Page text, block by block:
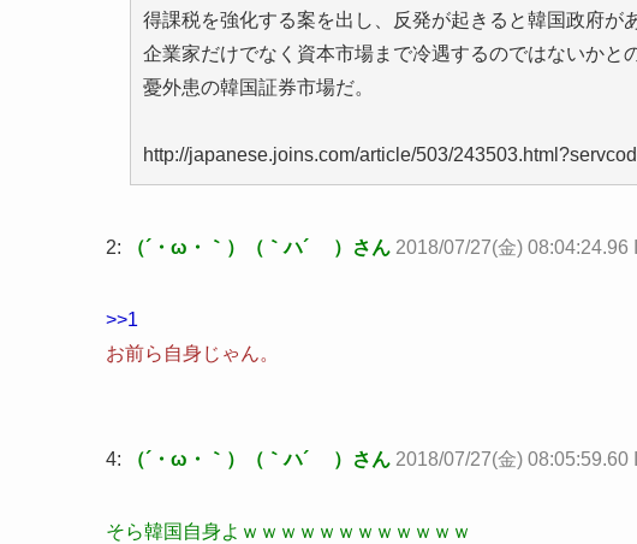
得課税を強化する案を出し、反発が起きると韓国政府が
企業家だけでなく資本市場まで冷遇するのではないかと
憂外患の韓国証券市場だ。
http://japanese.joins.com/article/503/
2: （´・ω・｀）（｀ハ´ ）さん 2018/07/27(金) 08:04:24.96
>>1
お前ら自身じゃん。
4: （´・ω・｀）（｀ハ´ ）さん 2018/07/27(金) 08:05:59.60
そら韓国自身よｗｗｗｗｗｗｗｗｗｗｗｗ